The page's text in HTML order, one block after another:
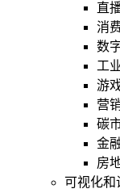
直
消
数
工
游
营
碳
金
房
可视化和